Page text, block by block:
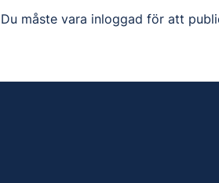
Du måste vara inloggad för att